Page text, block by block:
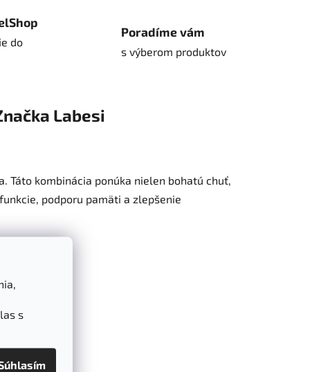
s
do
Poradíme vám
s výberom produktov
Labesi
Táto kombinácia ponúka nielen bohatú chuť,
podporu pamäti a zlepšenie